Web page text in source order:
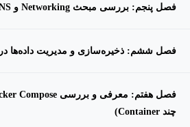
فصل پنجم: بررسی مبحث Networking و DNS در Docker
فصل ششم: ذخیره‌سازی و مدیریت داده‌ها در Docker
چند Container)